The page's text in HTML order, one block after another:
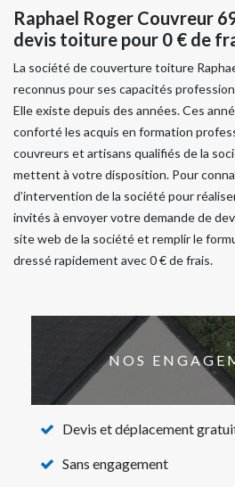
Raphael Roger Couvreur
devis toiture pour 0 € de
La société de couverture toiture
reconnus pour ses capacités
Elle existe depuis des années. Ces
conforté les acquis en formation
couvreurs et artisans qualifiés de la
mettent à votre disposition. Pour
d’intervention de la société pour
invités à envoyer votre demande de
site web de la société et remplir le
dressé rapidement avec 0 € de frais.
NOS
Devis et déplacement
Sans engagement